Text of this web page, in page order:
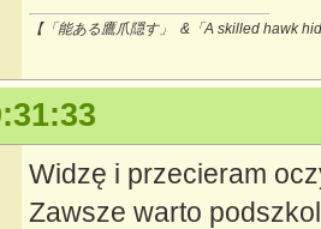
【「能ある鷹爪隠す」 &「A skilled hawk
Widzę i przecieram
Zawsze warto